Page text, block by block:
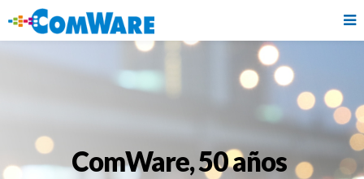
ComWare, 50 años